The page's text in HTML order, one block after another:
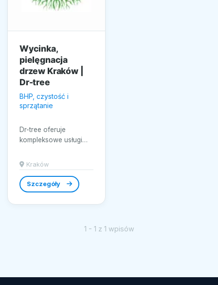
Wycinka,
pielęgnacja
drzew Kraków |
Dr-tree
BHP, czystość i
sprzątanie
Dr-tree oferuje
kompleksowe usługi
i wycinką drzew na
terenie Krakowa.
Nasza firma...
Kraków
Szczegóły
1 - 1 z 1 wpisów